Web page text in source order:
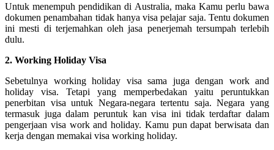
Untuk menempuh pendidikan di Australia, maka Kamu perlu bawa
dokumen penambahan tidak hanya visa pelajar saja. Tentu dokumen
ini mesti di terjemahkan oleh jasa penerjemah tersumpah terlebih
dulu.
2. Working Holiday Visa
Sebetulnya working holiday visa sama juga dengan work and
holiday visa. Tetapi yang memperbedakan yaitu peruntukkan
penerbitan visa untuk Negara-negara tertentu saja. Negara yang
termasuk juga dalam peruntuk kan visa ini tidak terdaftar dalam
pengerjaan visa work and holiday. Kamu pun dapat berwisata dan
kerja dengan memakai visa working holiday.